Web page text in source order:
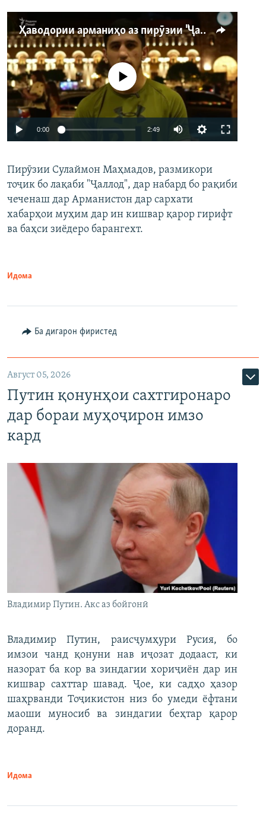
Ҳаводории арманиҳо аз пирӯзии "Ҷаллод"-и тоҷик
Auto 240p 360p 480p
720p 1080p
Феълан кор намекунад
0:00 2:49
360p
480p
Пирӯзии Сулаймон Маҳмадов, размикори
тоҷик бо лақаби "Ҷаллод", дар набард бо рақиби
чеченаш дар Арманистон дар сархати
хабарҳои муҳим дар ин кишвар қарор гирифт
ва баҳси зиёдеро барангехт.
Идома
Ба дигарон фиристед
Август 05, 2026
Путин қонунҳои сахтгиронаро
дар бораи муҳоҷирон имзо
кард
Владимир Путин. Акс аз бойгонӣ
Владимир Путин, раисҷумҳури Русия, бо
имзои чанд қонуни нав иҷозат додааст, ки
назорат ба кор ва зиндагии хориҷиён дар ин
кишвар сахттар шавад. Ҷое, ки садҳо ҳазор
шаҳрванди Тоҷикистон низ бо умеди ёфтани
маоши муносиб ва зиндагии беҳтар қарор
доранд.
Идома